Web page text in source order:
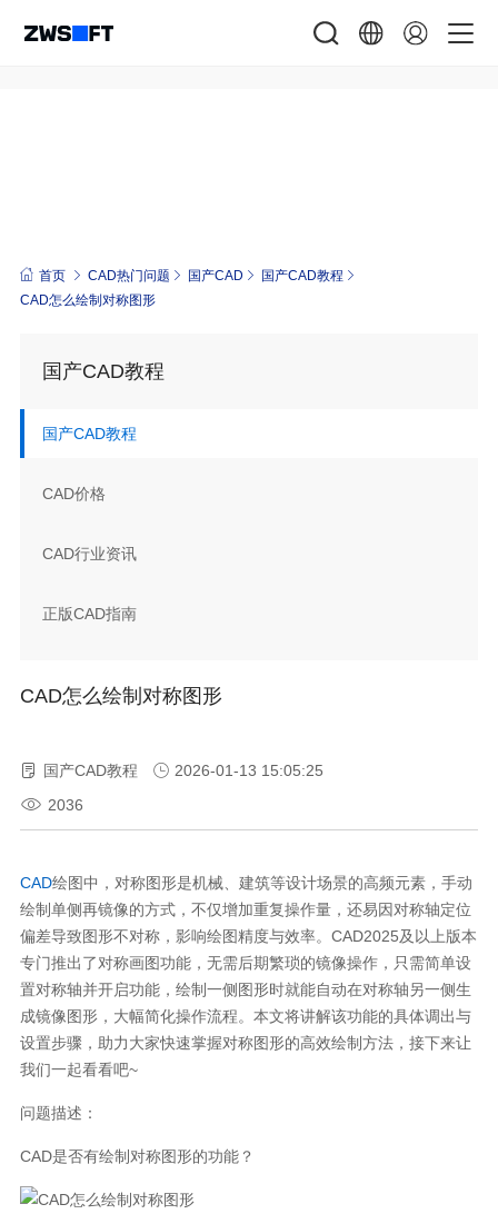
首页 CAD热门问题 国产CAD
国产CAD教程
CAD怎么绘制对称图形
国产CAD教程
国产CAD教程
CAD价格
CAD行业资讯
正版CAD指南
CAD怎么绘制对称图形
国产CAD教程
2026-01-13 15:05:25
2036
CAD绘图中，对称图形是机械、建筑等设计场景的高频元素，手动
绘制单侧再镜像的方式，不仅增加重复操作量，还易因对称轴定位
偏差导致图形不对称，影响绘图精度与效率。CAD2025及以上版本
专门推出了对称画图功能，无需后期繁琐的镜像操作，只需简单设
置对称轴并开启功能，绘制一侧图形时就能自动在对称轴另一侧生
成镜像图形，大幅简化操作流程。本文将讲解该功能的具体调出与
设置步骤，助力大家快速掌握对称图形的高效绘制方法，接下来让
我们一起看看吧~
问题描述：
CAD是否有绘制对称图形的功能？